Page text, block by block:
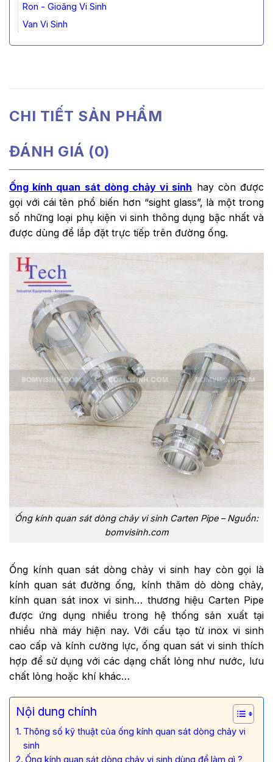
Ron - Gioăng Vi Sinh
Van Vi Sinh
CHI TIẾT SẢN PHẨM
ĐÁNH GIÁ (0)
Ống kính quan sát dòng chảy vi sinh hay còn được
gọi với cái tên phổ biến hơn “sight glass”, là một trong
số những loại phụ kiện vi sinh thông dụng bậc nhất và
được dùng để lắp đặt trực tiếp trên đường ống.
Ống kính quan sát dòng chảy vi sinh Carten Pipe – Nguồn:
bomvisinh.com
Ống kính quan sát dòng chảy vi sinh hay còn gọi là
kính quan sát đường ống, kính thăm dò dòng chảy,
kính quan sát inox vi sinh… thương hiệu Carten Pipe
được ứng dụng nhiều trong hệ thống sản xuất tại
nhiều nhà máy hiện nay. Với cấu tạo từ inox vi sinh
cao cấp và kính cường lực, ống quan sát vi sinh thích
hợp để sử dụng với các dạng chất lỏng như nước, lưu
chất lỏng hoặc khí khác…
Nội dung chính
Thông số kỹ thuật của ống kính quan sát dòng chảy vi
sinh
Ống kính quan sát dòng chảy vi sinh dùng để làm gì ?